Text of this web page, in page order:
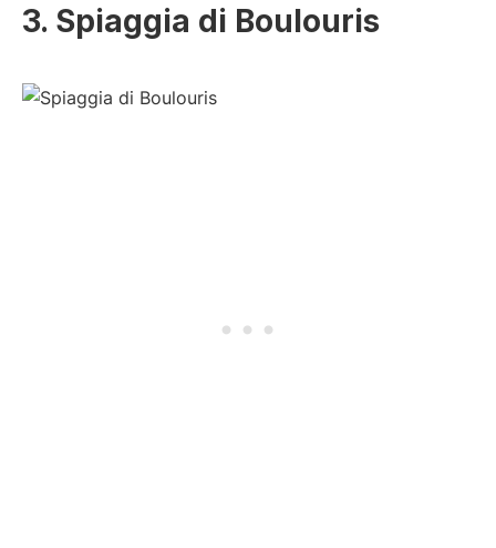
3. Spiaggia di Boulouris